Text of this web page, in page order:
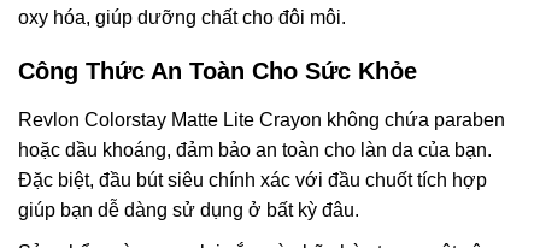
oxy hóa, giúp dưỡng chất cho đôi môi.
Công Thức An Toàn Cho Sức Khỏe
Revlon Colorstay Matte Lite Crayon không chứa paraben
hoặc dầu khoáng, đảm bảo an toàn cho làn da của bạn.
Đặc biệt, đầu bút siêu chính xác với đầu chuốt tích hợp
giúp bạn dễ dàng sử dụng ở bất kỳ đâu.